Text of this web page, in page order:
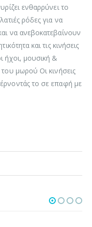
ενθαρρύνει το
ρόδες για να
να ανεβοκατεβαίνουν
και τις κινήσεις
ήχοι, μουσική &
μωρού Οι κινήσεις
το σε επαφή με